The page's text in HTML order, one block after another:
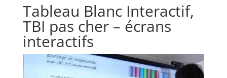
Tableau Blanc Interactif,
TBI pas cher – écrans
interactifs